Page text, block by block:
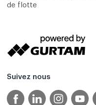
de flotte
Suivez nous